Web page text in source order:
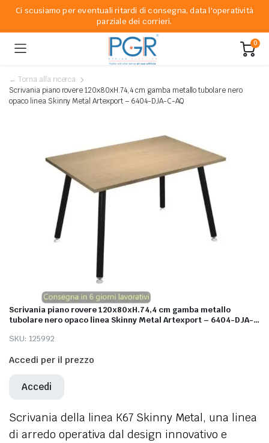
Ci scusiamo per eventuali ritardi di consegna, data l'operatività
parziale dei corrieri.
0
← Torna alla ricerca
Scrivania piano rovere 120x80xH.74,4 cm gamba metallo tubolare nero
opaco linea Skinny Metal Artexport – 6404-DJA-C-AQ
Scrivania piano rovere 120x80xH.74,4 cm gamba metallo
tubolare nero opaco linea Skinny Metal Artexport – 6404-DJA-
SKU: 125992
Accedi per il prezzo
Accedi
Scrivania della linea K67 Skinny Metal, una linea
di arredo operativa dal design innovativo e